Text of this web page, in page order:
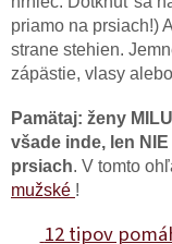
priamo na prsiach!)
strane stehien.
zápästie, vlasy
Pamätaj: ženy
všade inde, len
prsiach. V tomto
mužské !
12 tipov